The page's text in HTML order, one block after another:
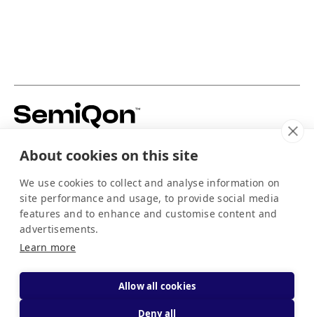
About cookies on this site
We use cookies to collect and analyse information on
site performance and usage, to provide social media
features and to enhance and customise content and
advertisements.
Learn more
Allow all cookies
Deny all
power the scale-up of quantum computing.
info@semiqon.tech
+358 105 710 910
Scallop
Arctic-kdt
QLSI2